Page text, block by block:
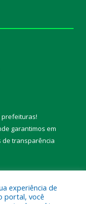
prefeituras!
garantimos em
de transparência
experiência de
portal, você